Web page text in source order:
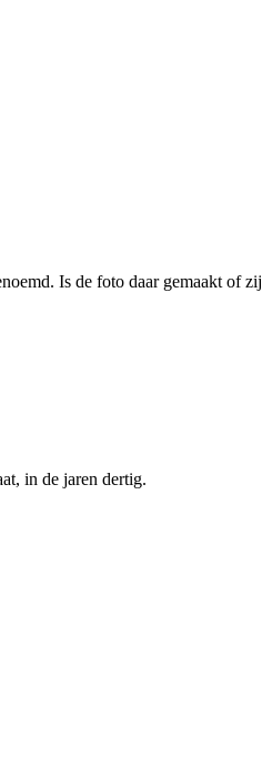
Is de foto daar gemaakt of
in de jaren dertig.